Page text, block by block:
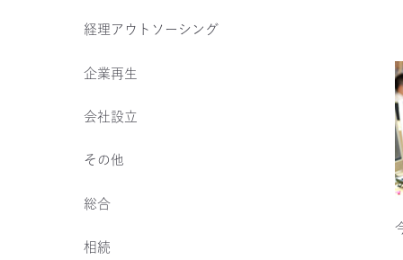
経理アウトソーシング
企業再生
会社設立
その他
総合
相続